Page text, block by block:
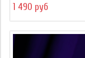
1 490 руб